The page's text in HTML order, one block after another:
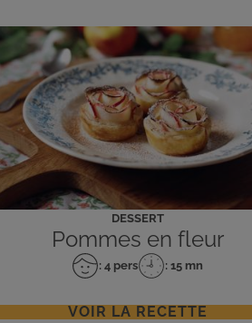
DESSERT
Pommes en fleur
Nombre
personnes
: 4 pers
Temps
préparation
: 15 mn
VOIR LA RECETTE